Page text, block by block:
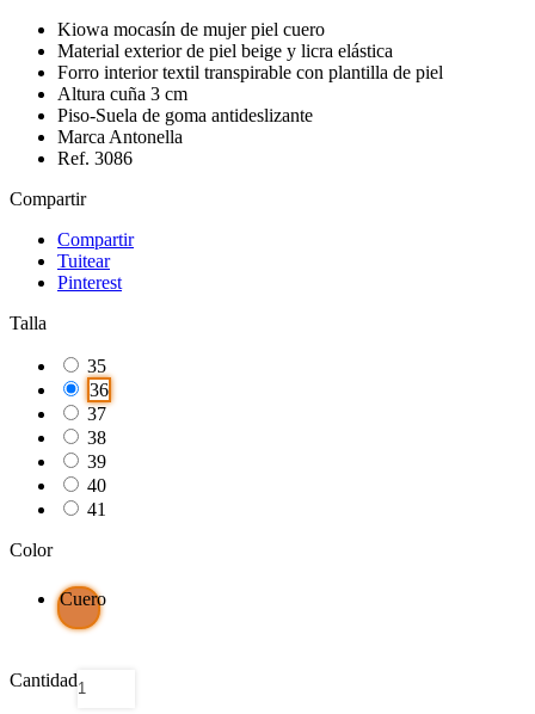
Kiowa mocasín de mujer piel cuero
Material exterior de piel beige y licra elástica
Forro interior textil transpirable con plantilla de piel
Altura cuña 3 cm
Piso-Suela de goma antideslizante
Marca Antonella
Ref. 3086
Compartir
Compartir
Tuitear
Pinterest
Talla
35
36
37
38
39
40
41
Color
Cuero
Cantidad